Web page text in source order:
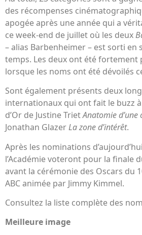
des récompenses
apogée après une année qui a
ce week-end de juillet où les deux
– alias Barbenheimer – est sorti en
temps. Les deux ont été fortement
lorsque les noms ont été dévoilés
Sont également présents deux
internationaux qui ont fait le buzz à
d’Or de Justine TrietAnatomie d’une
Jonathan GlazerLa zone d’intérêt.
Après les nominations
l’Académie voteront pour la finale
avant la cérémonie des Oscars du
ABC animée par Jimmy Kimmel.
Consultez la liste complète des
Meilleure image